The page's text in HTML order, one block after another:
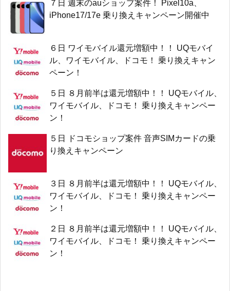
７日 週末のauショップ案件！ Pixel10a、
iPhone17/17e 乗り換えキャンペーン開催中
６日 ワイモバイル還元増額中！！ UQモバイ
ル、ワイモバイル、ドコモ！ 乗り換えキャン
ペーン！
５日 ８月前半は還元増額中！！ UQモバイル、
ワイモバイル、ドコモ！ 乗り換えキャンペー
ン！
５日 ドコモショップ案件 音声SIMカードの乗
り換えキャンペーン
３日 ８月前半は還元増額中！！ UQモバイル、
ワイモバイル、ドコモ！ 乗り換えキャンペー
ン！
２日 ８月前半は還元増額中！！ UQモバイル、
ワイモバイル、ドコモ！ 乗り換えキャンペー
ン！